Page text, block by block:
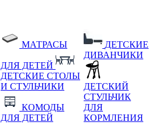
МАТРАСЫ
ДЛЯ ДЕТЕЙ
ДЕТСКИЕ СТОЛЫ
И СТУЛЬЧИКИ
КОМОДЫ
ДЛЯ ДЕТЕЙ
ДЕТСКИЕ
ДИВАНЧИКИ
ДЕТСКИЙ
СТУЛЬЧИК
ДЛЯ
КОРМЛЕНИЯ